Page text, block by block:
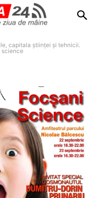
capitala științei și tehnicii.
science